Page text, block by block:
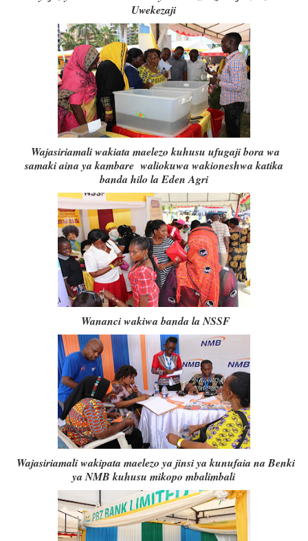
Uwekezaji
Wajasiriamali wakiata maelezo kuhusu ufugaji bora wa
samaki aina ya kambare waliokuwa wakioneshwa katika
banda hilo la Eden Agri
Wananci wakiwa banda la NSSF
Wajasiriamali wakipata maelezo ya jinsi ya kunufaia na Benki
ya NMB kuhusu mikopo mbalimbali